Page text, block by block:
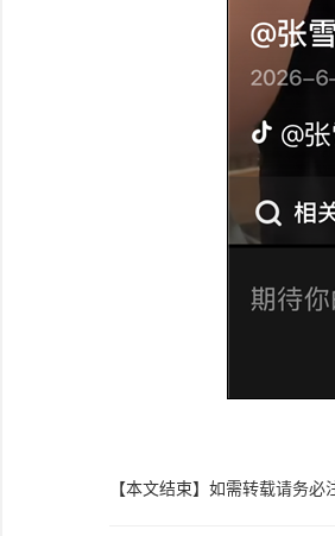
【本文结束】如需转载请务必